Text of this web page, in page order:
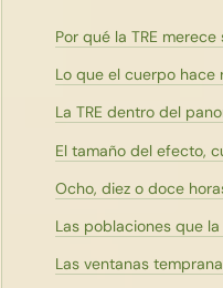
Por qué la TRE
Lo que el cuerpo
La TRE dentro del
El tamaño del efecto,
Ocho, diez o doce
Las poblaciones que
Las ventanas